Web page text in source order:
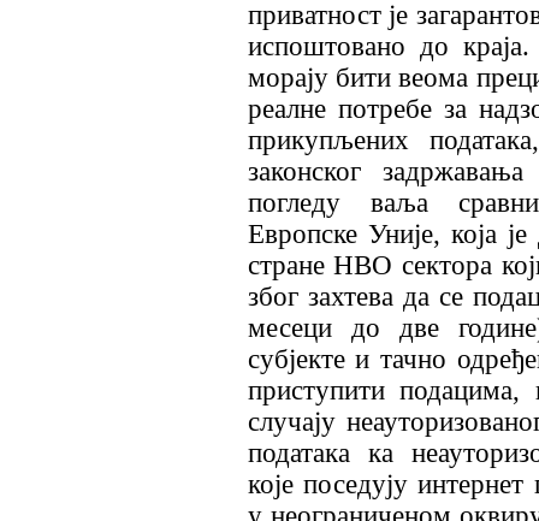
приватност је
испоштовано до
морају бити веома
реалне потребе за
прикупљених
законског
погледу ваља
Европске Уније, која
стране НВО сектора
због захтева да се
месеци до две
субјекте и тачно
приступити
случају
података ка
које поседују